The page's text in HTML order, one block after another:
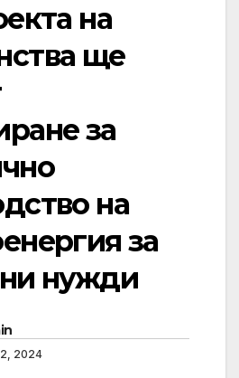
на
ще
за
на
за
нужди
2024